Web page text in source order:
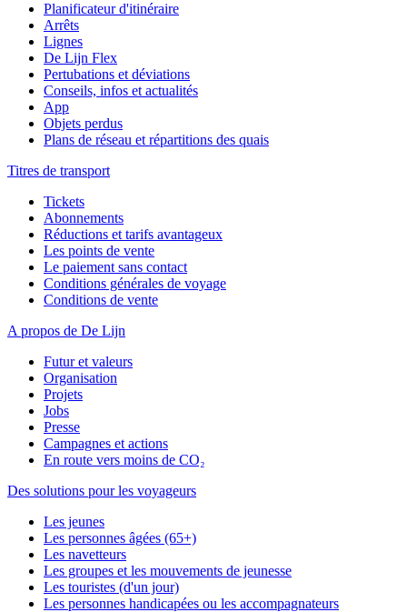
Planificateur d'itinéraire
Arrêts
Lignes
De Lijn Flex
Pertubations et déviations
Conseils, infos et actualités
App
Objets perdus
Plans de réseau et répartitions des quais
Titres de transport
Tickets
Abonnements
Réductions et tarifs avantageux
Les points de vente
Le paiement sans contact
Conditions générales de voyage
Conditions de vente
A propos de De Lijn
Futur et valeurs
Organisation
Projets
Jobs
Presse
Campagnes et actions
En route vers moins de CO₂
Des solutions pour les voyageurs
Les jeunes
Les personnes âgées (65+)
Les navetteurs
Les groupes et les mouvements de jeunesse
Les touristes (d'un jour)
Les personnes handicapées ou les accompagnateurs